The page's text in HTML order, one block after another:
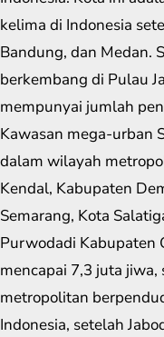
kelima di Indonesia
Bandung, dan Medan.
berkembang di Pulau
mempunyai jumlah
Kawasan mega-urban
dalam wilayah
Kendal, Kabupaten
Semarang, Kota
Purwodadi Kabupaten
mencapai 7,3 juta
metropolitan
Indonesia, setelah